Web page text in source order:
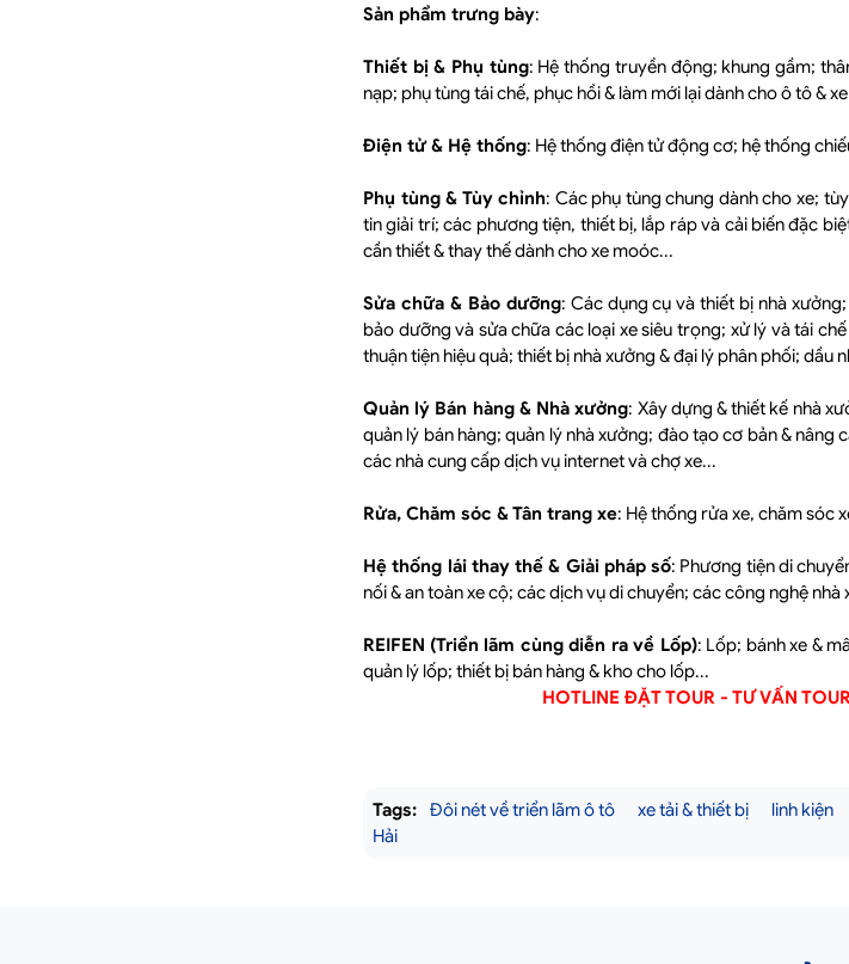
Sản phẩm trưng bày:
Thiết bị & Phụ tùng: Hệ thống truyền động; khung gầm;
nạp; phụ tùng tái chế, phục hồi & làm mới lại dành cho ô tô &
Điện tử & Hệ thống: Hệ thống điện tử động cơ; hệ thống
Phụ tùng & Tùy chỉnh: Các phụ tùng chung dành cho xe;
tin giải trí; các phương tiện, thiết bị, lắp ráp và cải biến đặc
cần thiết & thay thế dành cho xe moóc...
Sửa chữa & Bảo dưỡng: Các dụng cụ và thiết bị nhà
bảo dưỡng và sửa chữa các loại xe siêu trọng; xử lý và tái
thuận tiện hiệu quả; thiết bị nhà xưởng & đại lý phân phối; dầu
Quản lý Bán hàng & Nhà xưởng: Xây dựng & thiết kế nhà
quản lý bán hàng; quản lý nhà xưởng; đào tạo cơ bản & nâng
các nhà cung cấp dịch vụ internet và chợ xe...
Rửa, Chăm sóc & Tân trang xe: Hệ thống rửa xe, chăm sóc
Hệ thống lái thay thế & Giải pháp số: Phương tiện di
nối & an toàn xe cộ; các dịch vụ di chuyển; các công nghệ nhà
REIFEN (Triển lãm cùng diễn ra về Lốp): Lốp; bánh xe &
quản lý lốp; thiết bị bán hàng & kho cho lốp...
HOTLINE ĐẶT TOUR - TƯ VẤN
Tags: Đôi nét về triển lãm ô tô xe tải & thiết bị linh kiện
Hải